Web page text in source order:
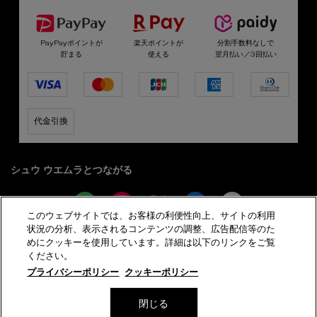
PayPayポイントが
貯まる
楽天ポイントが
使える
分割手数料なしで
翌月払い／3回払い
代金引換
シュウ ウエムラとつながる
特定商取引法に基づく表示 会員規約
このウェブサイトでは、お客様の利便性向上、サイトの利用
状況の分析、表示されるコンテンツの調整、広告配信等のた
めにクッキーを使用しています。詳細は以下のリンクをご覧
ください。
プライバシーポリシー
クッキーポリシー
閉じる